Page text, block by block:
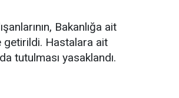
Bakanlığa ait
getirildi. Hastalara ait
tutulması yasaklandı.